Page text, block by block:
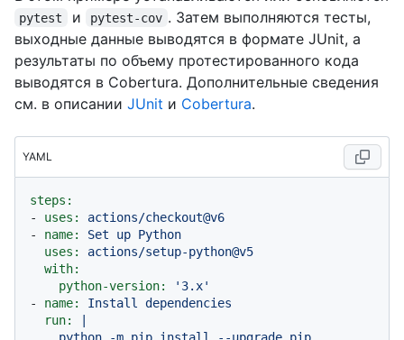
pytest и pytest-cov . Затем выполняются тесты,
выходные данные выводятся в формате JUnit, а
результаты по объему протестированного кода
выводятся в Cobertura. Дополнительные сведения
см. в описании JUnit и Cobertura.
YAML
steps:
-
uses:
actions/checkout@v6
-
name: Set up Python
uses:
actions/setup-python@v5
with:
python-version:
'3.x'
-
name: Install
dependencies
run: